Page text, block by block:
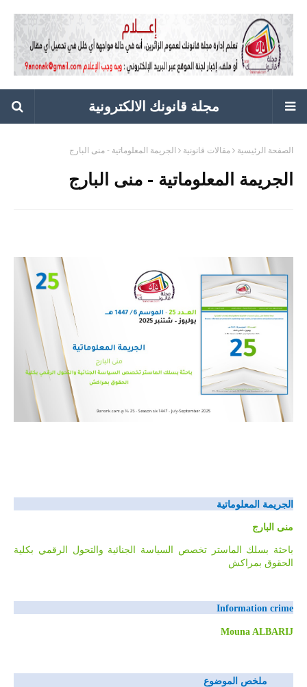
مجلة قانونك الالكترونية
الصفحة الرئيسية مقالات قانونية الجريمة المعلوماتية - منى البارج
الجريمة المعلوماتية - منى البارج
الجريمة المعلوماتية
منى البارج
باحثة بسلك الماستر تخصص السياسة الجنائية والتحول الرقمي بكلية
الحقوق بمراكش
Information crime
Mouna ALBARIJ
ملخص الموضوع